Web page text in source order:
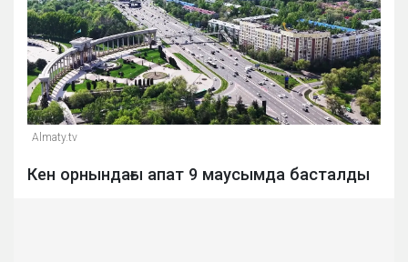
Almaty.tv
Кен орнындағы апат 9 маусымда басталды